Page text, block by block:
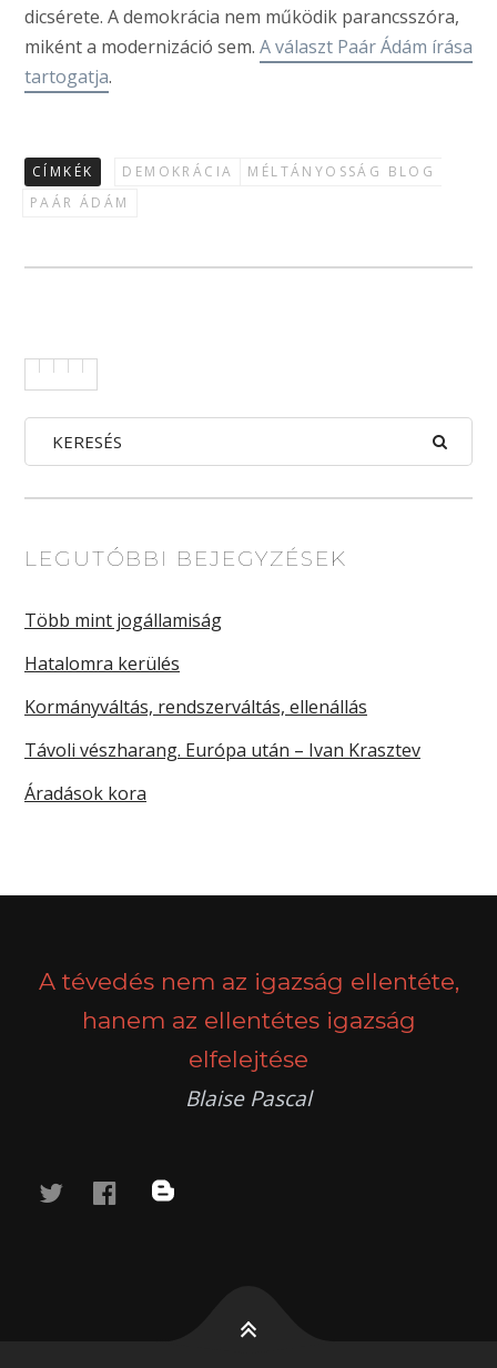
dicsérete. A demokrácia nem működik parancsszóra,
miként a modernizáció sem. A választ Paár Ádám írása
tartogatja.
CÍMKÉK DEMOKRÁCIA
MÉLTÁNYOSSÁG BLOG
PAÁR ÁDÁM
LEGUTÓBBI BEJEGYZÉSEK
Több mint jogállamiság
Hatalomra kerülés
Kormányváltás, rendszerváltás, ellenállás
Távoli vészharang. Európa után – Ivan Krasztev
Áradások kora
A tévedés nem az igazság ellentéte,
hanem az ellentétes igazság
elfelejtése
Blaise Pascal
twitterfacebook
blog